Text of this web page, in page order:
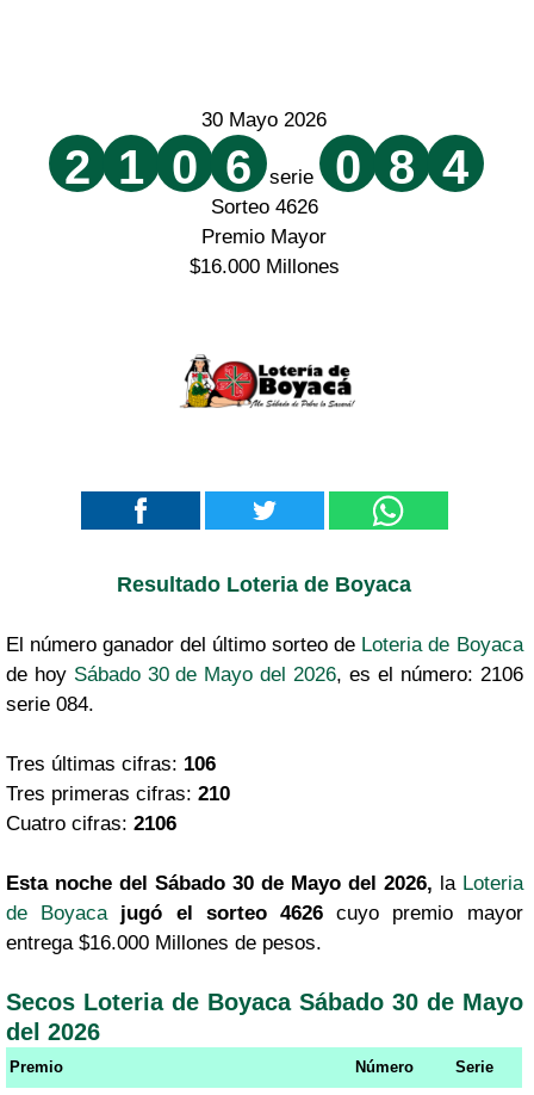
30 Mayo 2026
2 1 0 6 serie 0 8 4
Sorteo 4626
Premio Mayor
$16.000 Millones
Resultado Loteria de Boyaca
El número ganador del último sorteo de Loteria de Boyaca
de hoy Sábado 30 de Mayo del 2026, es el número: 2106
serie 084.
Tres últimas cifras: 106
Tres primeras cifras: 210
Cuatro cifras: 2106
Esta noche del Sábado 30 de Mayo del 2026, la Loteria
de Boyaca
jugó el sorteo 4626cuyo premio mayor
entrega $16.000 Millones de pesos.
Secos Loteria de Boyaca Sábado 30 de Mayo
del 2026
Premio Número Serie